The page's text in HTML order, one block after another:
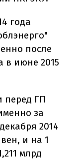
года
после
в июне 2015
перед ГП
за
2014
и на 1
млрд